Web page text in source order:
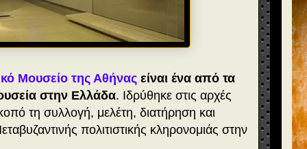
Μουσείο της Αθήνας είναι ένα από τα
στην Ελλάδα. Ιδρύθηκε στις αρχές
τη συλλογή, μελέτη, διατήρηση και
πολιτιστικής κληρονομιάς στην